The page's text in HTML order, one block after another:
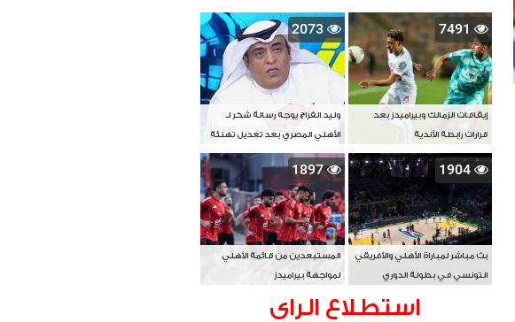
7491
إيقافات الزمالك وبيراميدز بعد
قرارات رابطة الأندية
2073
وليد الفراج يوجه رسالة شكر لـ
الأهلي المصري بعد تعديل تهنئة
بطل آسيا
1904
بث مباشر لمباراة الأهلي والأفريقي
التونسي في بطولة الدوري
1897
المستبعدين من قائمة الأهلي
لمواجهة بيراميدز
استطلاع الراى